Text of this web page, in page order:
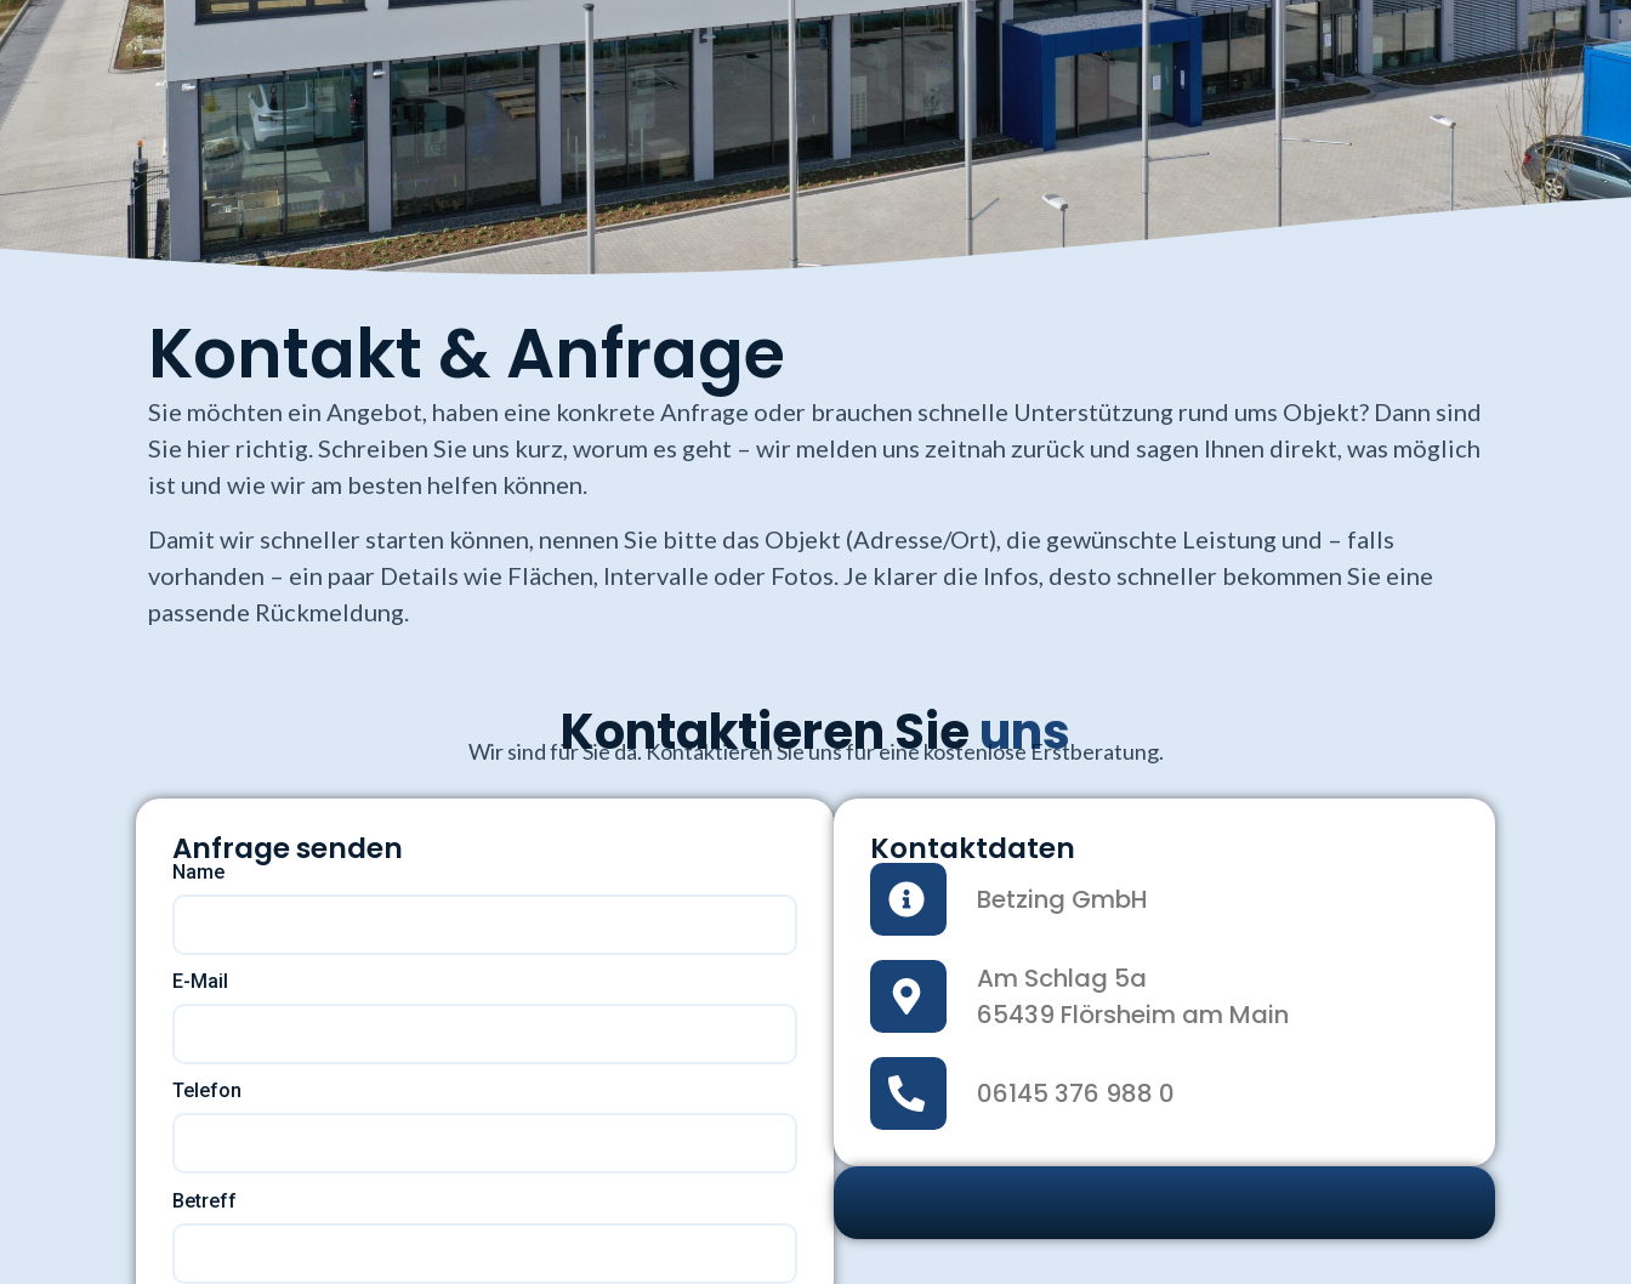
Kontakt & Anfrage
Sie möchten ein Angebot, haben eine konkrete Anfrage oder brauchen schnelle Unterstützung rund ums Objekt? Dann sind
Sie hier richtig. Schreiben Sie uns kurz, worum es geht – wir melden uns zeitnah zurück und sagen Ihnen direkt, was möglich
ist und wie wir am besten helfen können.
Damit wir schneller starten können, nennen Sie bitte das Objekt (Adresse/Ort), die gewünschte Leistung und – falls
vorhanden – ein paar Details wie Flächen, Intervalle oder Fotos. Je klarer die Infos, desto schneller bekommen Sie eine
passende Rückmeldung.
Kontaktieren Sieuns
Wir sind für Sie da. Kontaktieren Sie uns für eine kostenlose Erstberatung.
Anfrage senden
Name
E-Mail
Telefon
Betreff
Kontaktdaten
Betzing GmbH
Am Schlag 5a
65439 Flörsheim am Main
06145 376 988 0